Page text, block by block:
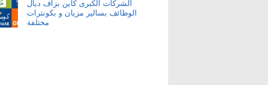
الشركات الكبرى كاين بزاف ديال
الوظائف بسالير مزيان و بكونترات
مختلفة